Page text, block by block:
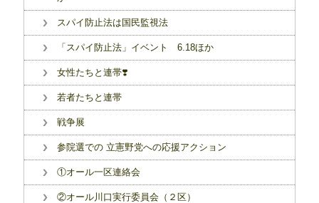
スパイ防止法は国民監視法
「スパイ防止法」イベント 6.18ほか
女性たちと連帯❣️
若者たちと連帯
戦争展
参院選での 立憲野党への応援アクション
①オール一区連絡会
②オール川口実行委員会（２区）